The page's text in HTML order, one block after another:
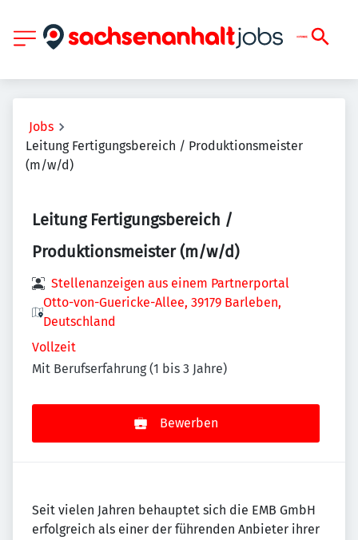
Jobs
Leitung Fertigungsbereich / Produktionsmeister
(m/w/d)
Leitung Fertigungsbereich /
Produktionsmeister (m/w/d)
Stellenanzeigen aus einem Partnerportal
Otto-von-Guericke-Allee, 39179 Barleben,
Deutschland
Vollzeit
Mit Berufserfahrung (1 bis 3 Jahre)
Bewerben
Seit vielen Jahren behauptet sich die EMB GmbH
erfolgreich als einer der führenden Anbieter ihrer